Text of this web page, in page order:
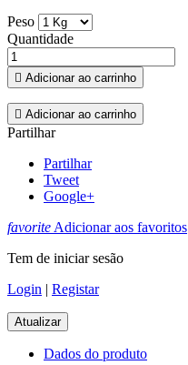
Peso
Quantidade
 Adicionar ao carrinho
 Adicionar ao carrinho
Partilhar
Partilhar
Tweet
Google+
favoriteAdicionar aos favoritos
Tem de iniciar sesão
Login | Registar
Dados do produto